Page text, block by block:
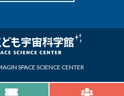
SPACE SCIENCE CENTER